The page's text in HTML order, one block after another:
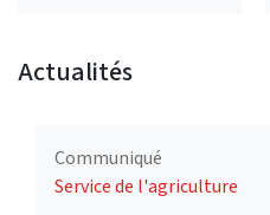
Actualités
Communiqué
Service de l'agriculture